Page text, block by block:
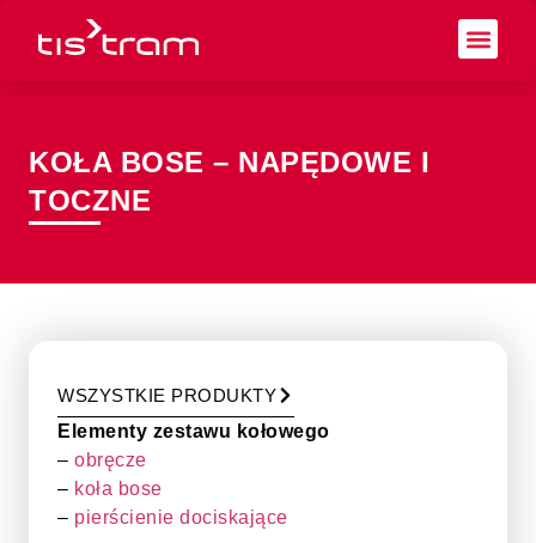
KOŁA BOSE – NAPĘDOWE I
TOCZNE
WSZYSTKIE PRODUKTY
Elementy zestawu kołowego
– obręcze
– koła bose
– pierścienie dociskające